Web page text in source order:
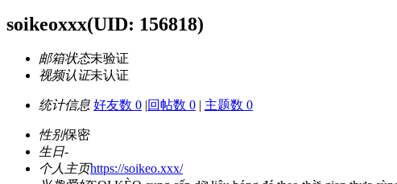
soikeoxxx(UID: 156818)
邮箱状态未验证
视频认证未认证
统计信息 好友数 0 |回帖数 0 | 主题数 0
性别保密
生日-
个人主页https://soikeo.xxx/